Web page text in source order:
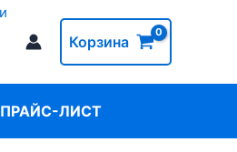
Корзина
ПРАЙС-ЛИСТ